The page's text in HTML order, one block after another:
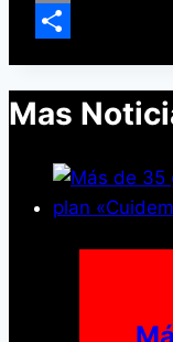
Email
Mas